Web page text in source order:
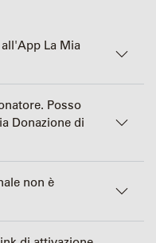
La Mia
Posso
Donazione di
non è